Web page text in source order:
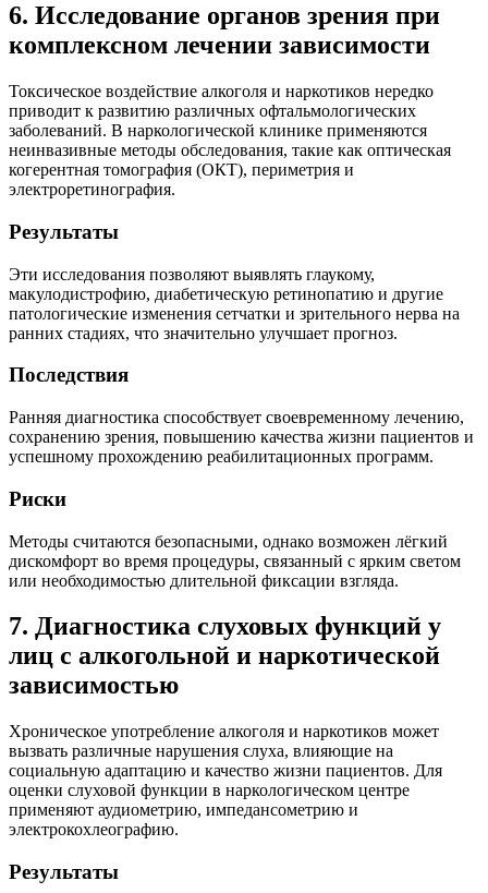
6. Исследование органов зрения при
комплексном лечении зависимости
Токсическое воздействие алкоголя и наркотиков нередко
приводит к развитию различных офтальмологических
заболеваний. В наркологической клинике применяются
неинвазивные методы обследования, такие как оптическая
когерентная томография (ОКТ), периметрия и
электроретинография.
Результаты
Эти исследования позволяют выявлять глаукому,
макулодистрофию, диабетическую ретинопатию и другие
патологические изменения сетчатки и зрительного нерва на
ранних стадиях, что значительно улучшает прогноз.
Последствия
Ранняя диагностика способствует своевременному лечению,
сохранению зрения, повышению качества жизни пациентов и
успешному прохождению реабилитационных программ.
Риски
Методы считаются безопасными, однако возможен лёгкий
дискомфорт во время процедуры, связанный с ярким светом
или необходимостью длительной фиксации взгляда.
7. Диагностика слуховых функций у
лиц с алкогольной и наркотической
зависимостью
Хроническое употребление алкоголя и наркотиков может
вызвать различные нарушения слуха, влияющие на
социальную адаптацию и качество жизни пациентов. Для
оценки слуховой функции в наркологическом центре
применяют аудиометрию, импедансометрию и
электрокохлеографию.
Результаты